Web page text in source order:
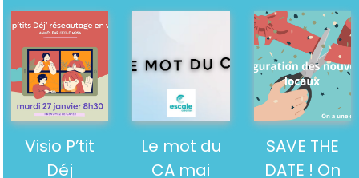
Visio P’tit
Déj
Le mot du
CA mai
SAVE THE
DATE ! On